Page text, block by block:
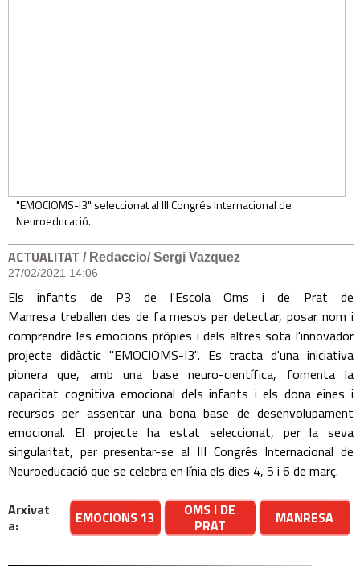
"EMOCIOMS-I3" seleccionat al III Congrés Internacional de
Neuroeducació.
ACTUALITAT / Redaccio/ Sergi Vazquez
27/02/2021 14:06
Els infants de P3 de l'Escola Oms i de Prat de
Manresa treballen des de fa mesos per detectar, posar nom i
comprendre les emocions pròpies i dels altres sota l'innovador
projecte didàctic "EMOCIOMS-I3". Es tracta d'una iniciativa
pionera que, amb una base neuro-científica, fomenta la
capacitat cognitiva emocional dels infants i els dona eines i
recursos per assentar una bona base de desenvolupament
emocional. El projecte ha estat seleccionat, per la seva
singularitat, per presentar-se al III Congrés Internacional de
Neuroeducació que se celebra en línia els dies 4, 5 i 6 de març.
Arxivat
a:
EMOCIONS 13
OMS I DE
PRAT
MANRESA